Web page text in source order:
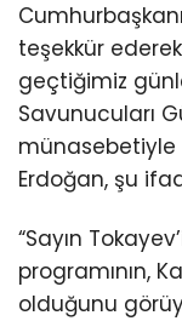
teşekkür
geçtiğimiz
Savunucuları
münasebetiyle
Erdoğan, şu
“Sayın
programının,
olduğunu